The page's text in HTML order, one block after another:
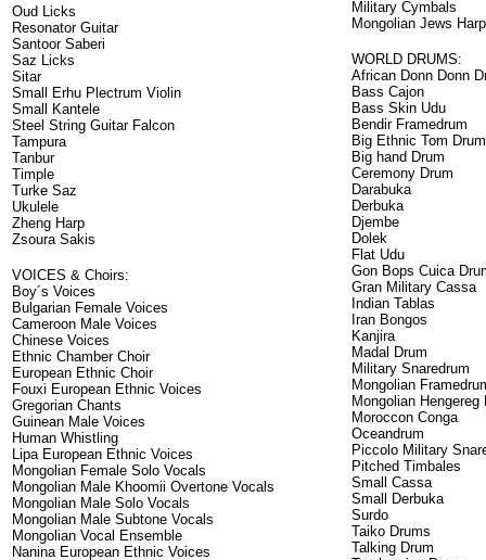
Oud Licks
Resonator Guitar
Santoor Saberi
Saz Licks
Sitar
Small Erhu Plectrum Violin
Small Kantele
Steel String Guitar Falcon
Tampura
Tanbur
Timple
Turke Saz
Ukulele
Zheng Harp
Zsoura Sakis
VOICES & Choirs:
Boy´s Voices
Bulgarian Female Voices
Cameroon Male Voices
Chinese Voices
Ethnic Chamber Choir
European Ethnic Choir
Fouxi European Ethnic Voices
Gregorian Chants
Guinean Male Voices
Human Whistling
Lipa European Ethnic Voices
Mongolian Female Solo Vocals
Mongolian Male Khoomii Overtone Vocals
Mongolian Male Solo Vocals
Mongolian Male Subtone Vocals
Mongolian Vocal Ensemble
Nanina European Ethnic Voices
Military Cymbals
Mongolian Jews Harp
WORLD DRUMS:
African Donn Donn
Bass Cajon
Bass Skin Udu
Bendir Framedrum
Big Ethnic Tom
Big hand Drum
Ceremony Drum
Darabuka
Derbuka
Djembe
Dolek
Flat Udu
Gon Bops Cuica
Gran Military Cassa
Indian Tablas
Iran Bongos
Kanjira
Madal Drum
Military Snaredrum
Mongolian
Mongolian Hengereg
Moroccon Conga
Oceandrum
Piccolo Military
Pitched Timbales
Small Cassa
Small Derbuka
Surdo
Taiko Drums
Talking Drum